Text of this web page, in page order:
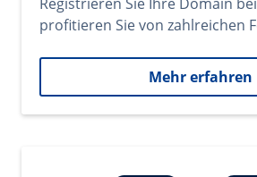
profitieren Sie von zahlreichen
Mehr erfahren